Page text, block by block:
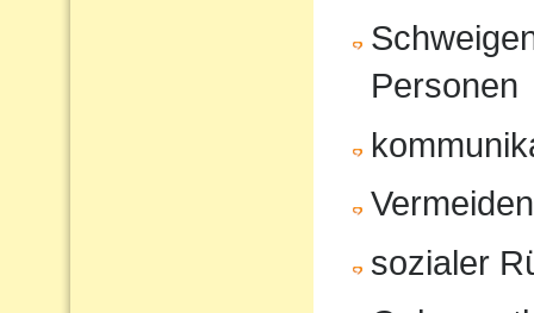
Personen
sozialer